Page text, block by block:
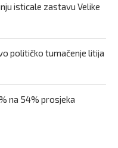
isticale zastavu Velike
političko tumačenje litija
na 54% prosjeka